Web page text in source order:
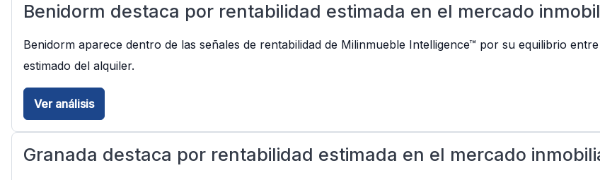
Benidorm destaca por rentabilidad estimada en el mercado
Benidorm aparece dentro de las señales de rentabilidad de Milinmueble Intelligence™ por su equilibrio
estimado del alquiler.
Ver análisis
Granada destaca por rentabilidad estimada en el mercado